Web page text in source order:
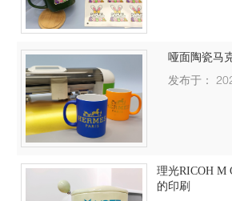
哑面陶瓷马
发布于：
理光RICOH M
的印刷